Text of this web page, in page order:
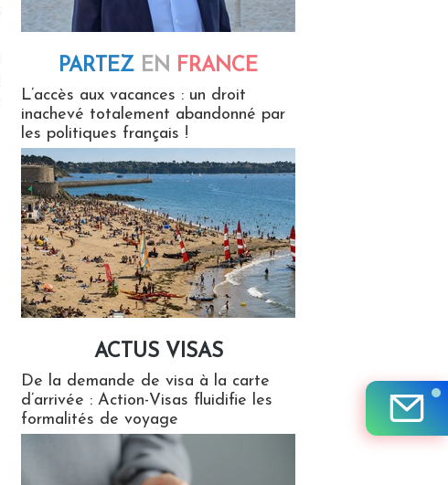
PARTEZ EN FRANCE
L’accès aux vacances : un droit
inachevé totalement abandonné par
les politiques français !
ACTUS VISAS
De la demande de visa à la carte
d’arrivée : Action-Visas fluidifie les
formalités de voyage